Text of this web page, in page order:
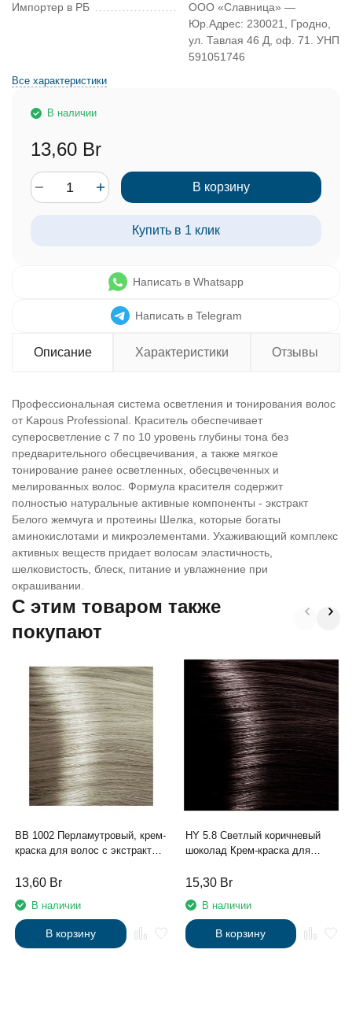
Импортер в РБ
ООО «Славница» —
Юр.Адрес: 230021, Гродно,
ул. Тавлая 46 Д, оф. 71. УНП
591051746
Все характеристики
В наличии
13,60 Br
В корзину
Купить в 1 клик
Написать в Whatsapp
Написать в Telegram
Описание Характеристики Отзывы
Профессиональная система осветления и тонирования волос
от Kapous Professional. Краситель обеспечивает
суперосветление с 7 по 10 уровень глубины тона без
предварительного обесцвечивания, а также мягкое
тонирование ранее осветленных, обесцвеченных и
мелированных волос. Формула красителя содержит
полностью натуральные активные компоненты - экстракт
Белого жемчуга и протеины Шелка, которые богаты
аминокислотами и микроэлементами. Ухаживающий комплекс
активных веществ придает волосам эластичность,
шелковистость, блеск, питание и увлажнение при
окрашивании.
C этим товаром также
покупают
BB 1002 Перламутровый, крем-
краска для волос с экстрактом
Bar", 100 мл
13,60 Br
В наличии
В корзину
HY 5.8 Светлый коричневый
шоколад Крем-краска для
кислотой серии “Hyaluronic
15,30 Br
В наличии
В корзину